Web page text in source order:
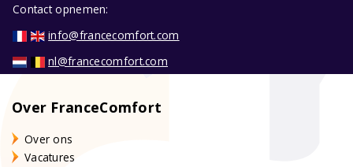
Contact opnemen:
info@francecomfort.com
nl@francecomfort.com
Over FranceComfort
Over ons
Vacatures